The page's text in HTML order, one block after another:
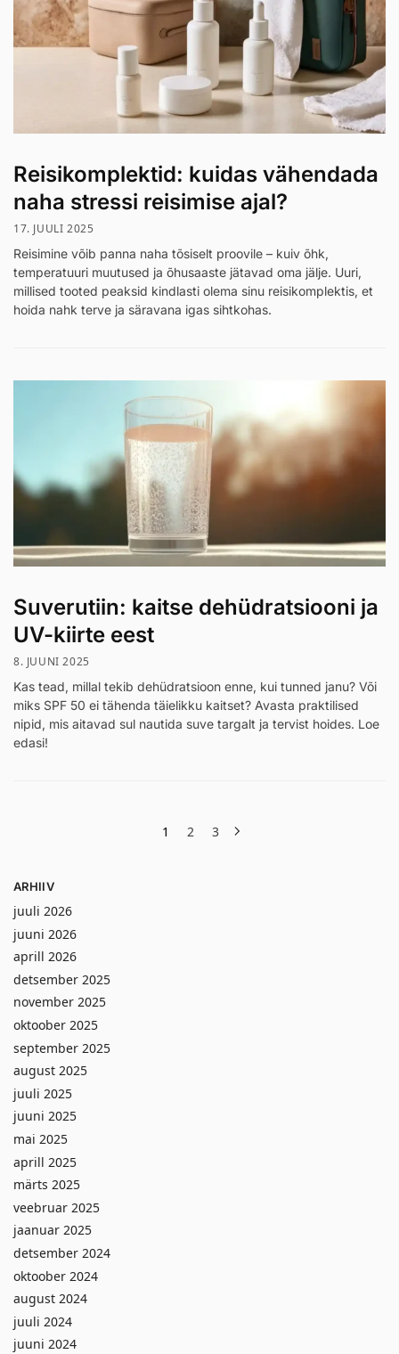
Reisikomplektid: kuidas vähendada
naha stressi reisimise ajal?
17. JUULI 2025
Reisimine võib panna naha tõsiselt proovile – kuiv õhk,
temperatuuri muutused ja õhusaaste jätavad oma jälje. Uuri,
millised tooted peaksid kindlasti olema sinu reisikomplektis, et
hoida nahk terve ja säravana igas sihtkohas.
Suverutiin: kaitse dehüdratsiooni ja
UV-kiirte eest
8. JUUNI 2025
Kas tead, millal tekib dehüdratsioon enne, kui tunned janu? Või
miks SPF 50 ei tähenda täielikku kaitset? Avasta praktilised
nipid, mis aitavad sul nautida suve targalt ja tervist hoides. Loe
edasi!
1 2 3
ARHIIV
juuli 2026
juuni 2026
aprill 2026
detsember 2025
november 2025
oktoober 2025
september 2025
august 2025
juuli 2025
juuni 2025
mai 2025
aprill 2025
märts 2025
veebruar 2025
jaanuar 2025
detsember 2024
oktoober 2024
august 2024
juuli 2024
juuni 2024